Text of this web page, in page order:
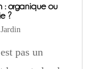
: organique ou
?
Jardin
pas un